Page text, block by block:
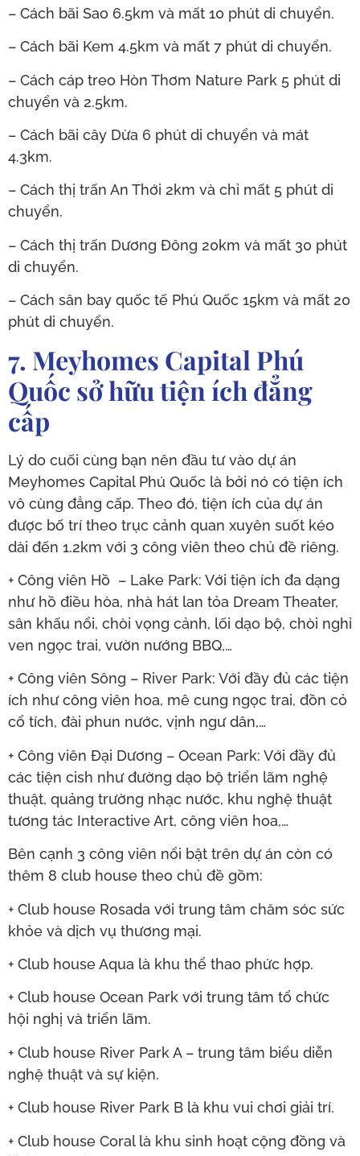
– Cách bãi Sao 6.5km và mất 10 phút di chuyển.
– Cách bãi Kem 4.5km và mất 7 phút di chuyển.
– Cách cáp treo Hòn Thơm Nature Park 5 phút di
chuyển và 2.5km.
– Cách bãi cây Dừa 6 phút di chuyển và mát
4.3km.
– Cách thị trấn An Thới 2km và chỉ mất 5 phút di
chuyển.
– Cách thị trấn Dương Đông 20km và mất 30 phút
di chuyển.
– Cách sân bay quốc tế Phú Quốc 15km và mất 20
phút di chuyển.
7. Meyhomes Capital Phú
Quốc sở hữu tiện ích đẳng
cấp
Lý do cuối cùng bạn nên đầu tư vào dự án
Meyhomes Capital Phú Quốc là bởi nó có tiện ích
vô cùng đẳng cấp. Theo đó, tiện ích của dự án
được bố trí theo trục cảnh quan xuyên suốt kéo
dài đến 1.2km với 3 công viên theo chủ đề riêng.
+ Công viên Hồ – Lake Park: Với tiện ích đa dạng
như hồ điều hòa, nhà hát lan tỏa Dream Theater,
sân khấu nổi, chòi vọng cảnh, lối dạo bộ, chòi nghỉ
ven ngọc trai, vườn nướng BBQ,…
+ Công viên Sông – River Park: Với đầy đủ các tiện
ích như công viên hoa, mê cung ngọc trai, đồn cỏ
cổ tích, đài phun nước, vịnh ngư dân,…
+ Công viên Đại Dương – Ocean Park: Với đầy đủ
các tiện cish như đường dạo bộ triển lãm nghệ
thuật, quảng trường nhạc nước, khu nghệ thuật
tương tác Interactive Art, công viên hoa,…
Bên cạnh 3 công viên nổi bật trên dự án còn có
thêm 8 club house theo chủ đề gồm:
+ Club house Rosada với trung tâm chăm sóc sức
khỏe và dịch vụ thương mại.
+ Club house Aqua là khu thể thao phức hợp.
+ Club house Ocean Park với trung tâm tổ chức
hội nghị và triển lãm.
+ Club house River Park A – trung tâm biểu diễn
nghệ thuật và sự kiện.
+ Club house River Park B là khu vui chơi giải trí.
+ Club house Coral là khu sinh hoạt cộng đồng và